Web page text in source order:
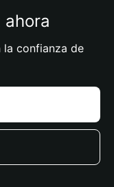
la confianza de